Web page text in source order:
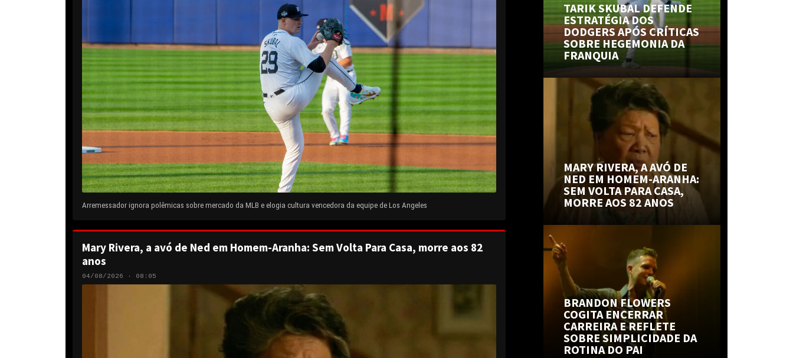
Arremessador ignora polêmicas sobre mercado da MLB e elogia cultura vencedora da equipe de Los Angeles
Mary Rivera, a avó de Ned em Homem-Aranha: Sem Volta Para Casa, morre aos 82
anos
04/08/2026 · 08:05
TARIK SKUBAL DEFENDE
ESTRATÉGIA DOS
DODGERS APÓS CRÍTICAS
SOBRE HEGEMONIA DA
FRANQUIA
MARY RIVERA, A AVÓ DE
NED EM HOMEM-ARANHA:
SEM VOLTA PARA CASA,
MORRE AOS 82 ANOS
BRANDON FLOWERS
COGITA ENCERRAR
CARREIRA E REFLETE
SOBRE SIMPLICIDADE DA
ROTINA DO PAI